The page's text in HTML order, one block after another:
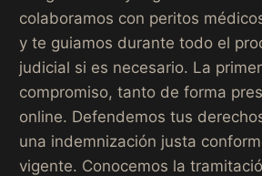
colaboramos con peritos
y te guiamos durante todo el
judicial si es necesario. La
compromiso, tanto de forma
online. Defendemos tus
una indemnización justa
vigente. Conocemos la